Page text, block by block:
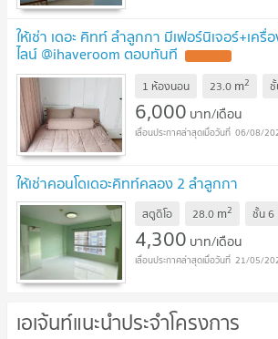
ให้เช่า เดอะ คิทท์ ลำลูกกา มีเฟอร์นิเจอร์+เครื่
ไลน์ @ihaveroom ตอบทันที
1 ห้องนอน 23.0 m2
6,000 บาท/เดือน
06/08/
ให้เช่าคอนโดเดอะคิทท์คลอง 2 ลำลูกกา
สตูดิโอ 28.0 m2 ชั้น6
4,300 บาท/เดือน
21/05/
เอเจ้นท์แนะนำประจำโครงการ